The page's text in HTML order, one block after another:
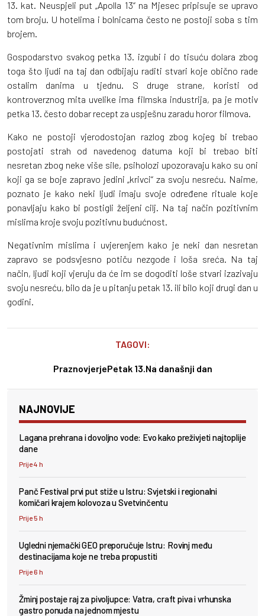
13. kat. Neuspjeli put „Apolla 13“ na Mjesec pripisuje se upravo
tom broju. U hotelima i bolnicama često ne postoji soba s tim
brojem.
Gospodarstvo svakog petka 13. izgubi i do tisuću dolara zbog
toga što ljudi na taj dan odbijaju raditi stvari koje obično rade
ostalim danima u tjednu. S druge strane, koristi od
kontroverznog mita uvelike ima filmska industrija, pa je motiv
petka 13. često dobar recept za uspješnu zaradu horor filmova.
Kako ne postoji vjerodostojan razlog zbog kojeg bi trebao
postojati strah od navedenog datuma koji bi trebao biti
nesretan zbog neke više sile, psiholozi upozoravaju kako su oni
koji ga se boje zapravo jedini „krivci“ za svoju nesreću. Naime,
poznato je kako neki ljudi imaju svoje određene rituale koje
ponavljaju kako bi postigli željeni cilj. Na taj način pozitivnim
mislima kroje svoju pozitivnu budućnost.
Negativnim mislima i uvjerenjem kako je neki dan nesretan
zapravo se podsvjesno potiču nezgode i loša sreća. Na taj
način, ljudi koji vjeruju da će im se dogoditi loše stvari izazivaju
svoju nesreću, bilo da je u pitanju petak 13. ili bilo koji drugi dan u
godini.
TAGOVI:
PraznovjerjePetak 13.Na današnji dan
NAJNOVIJE
Lagana prehrana i dovoljno vode: Evo kako preživjeti najtoplije
dane
Prije 4 h
Panč Festival prvi put stiže u Istru: Svjetski i regionalni
komičari krajem kolovoza u Svetvinčentu
Prije 5 h
Ugledni njemački GEO preporučuje Istru: Rovinj među
destinacijama koje ne treba propustiti
Prije 6 h
Žminj postaje raj za pivoljupce: Vatra, craft piva i vrhunska
gastro ponuda na jednom mjestu